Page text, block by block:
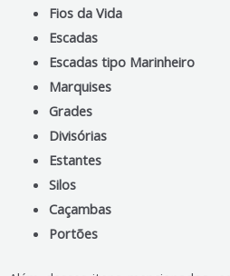
Fios da Vida
Escadas
Escadas tipo Marinheiro
Marquises
Grades
Divisórias
Estantes
Silos
Caçambas
Portões